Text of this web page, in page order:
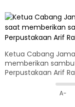
Ketua Cabang
memberikan
Perpustakaan Arif
A-